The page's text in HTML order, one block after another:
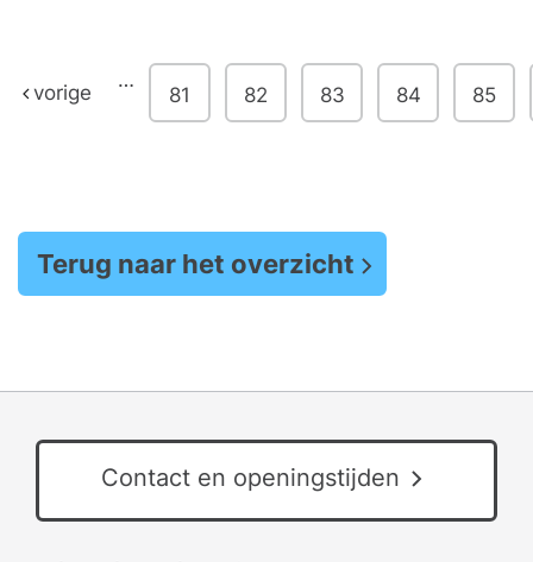
vorige
…
81 82 83 84 85
Terug naar het overzicht
Contact en openingstijden